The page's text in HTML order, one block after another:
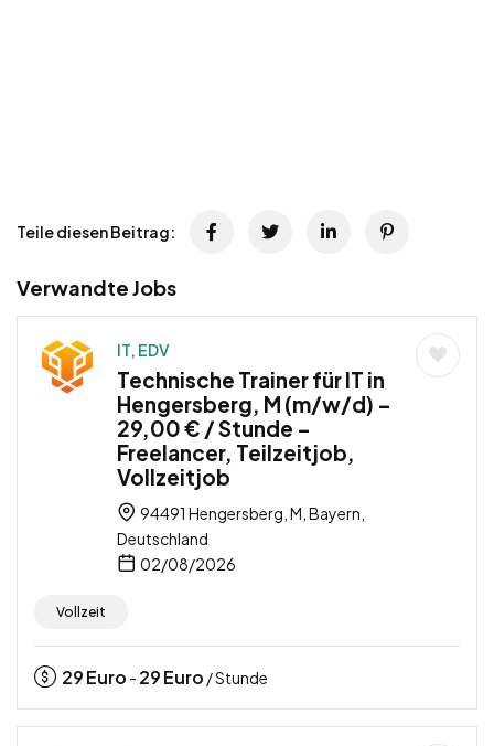
Teile diesen Beitrag:
Verwandte Jobs
IT, EDV
Technische Trainer für IT in
Hengersberg, M (m/w/d) –
29,00 € / Stunde –
Freelancer, Teilzeitjob,
Vollzeitjob
94491 Hengersberg, M, Bayern,
Deutschland
02/08/2026
Vollzeit
29Euro - 29Euro / Stunde